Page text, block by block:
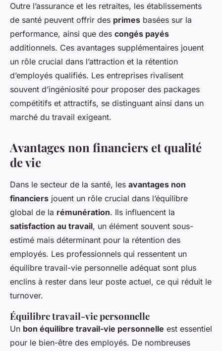
Outre l’assurance et les retraites, les établissements
de santé peuvent offrir des primes basées sur la
performance, ainsi que des congés payés
additionnels. Ces avantages supplémentaires jouent
un rôle crucial dans l’attraction et la rétention
d’employés qualifiés. Les entreprises rivalisent
souvent d’ingéniosité pour proposer des packages
compétitifs et attractifs, se distinguant ainsi dans un
marché du travail exigeant.
Avantages non financiers et qualité
de vie
Dans le secteur de la santé, les avantages non
financiers jouent un rôle crucial dans l’équilibre
global de la rémunération. Ils influencent la
satisfaction au travail, un élément souvent sous-
estimé mais déterminant pour la rétention des
employés. Les professionnels qui ressentent un
équilibre travail-vie personnelle adéquat sont plus
enclins à rester dans leur poste actuel, ce qui réduit le
turnover.
Équilibre travail-vie personnelle
Un bon équilibre travail-vie personnelle est essentiel
pour le bien-être des employés. De nombreuses